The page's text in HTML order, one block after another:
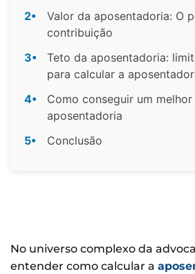
2•
Valor da aposentadoria: O
contribuição
3•
Teto da aposentadoria:
para calcular a
4•
Como conseguir um
aposentadoria
5•
Conclusão
No universo complexo da
entender como calcular a